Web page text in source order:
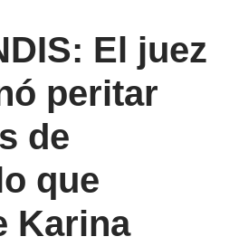
El juez
peritar
de
que
Karina